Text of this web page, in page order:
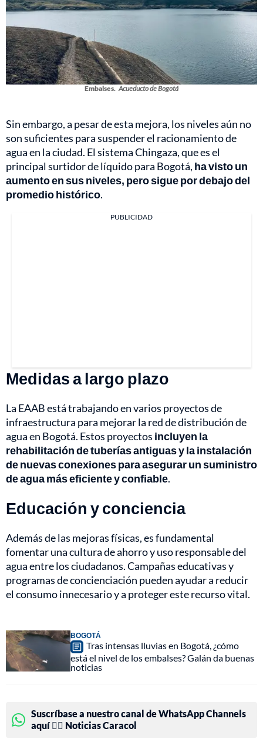
Embalses. Acueducto de Bogotá
Sin embargo, a pesar de esta mejora, los niveles aún no
son suficientes para suspender el racionamiento de
agua en la ciudad. El sistema Chingaza, que es el
principal surtidor de líquido para Bogotá, ha visto un
aumento en sus niveles, pero sigue por debajo del
promedio histórico.
PUBLICIDAD
Medidas a largo plazo
La EAAB está trabajando en varios proyectos de
infraestructura para mejorar la red de distribución de
agua en Bogotá. Estos proyectos incluyen la
rehabilitación de tuberías antiguas y la instalación
de nuevas conexiones para asegurar un suministro
de agua más eficiente y confiable.
Educación y conciencia
Además de las mejoras físicas, es fundamental
fomentar una cultura de ahorro y uso responsable del
agua entre los ciudadanos. Campañas educativas y
programas de concienciación pueden ayudar a reducir
el consumo innecesario y a proteger este recurso vital.
BOGOTÁ
Tras intensas lluvias en Bogotá, ¿cómo
está el nivel de los embalses? Galán da buenas
noticias
Suscríbase a nuestro canal de WhatsApp Channels
aquí 👉🏻 Noticias Caracol